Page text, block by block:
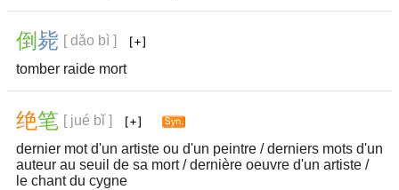
倒毙 [ dǎo bì ]
tomber raide mort
绝笔 [ jué bǐ ]
dernier mot d'un artiste ou d'un peintre / derniers mots d'un
auteur au seuil de sa mort / dernière oeuvre d'un artiste /
le chant du cygne